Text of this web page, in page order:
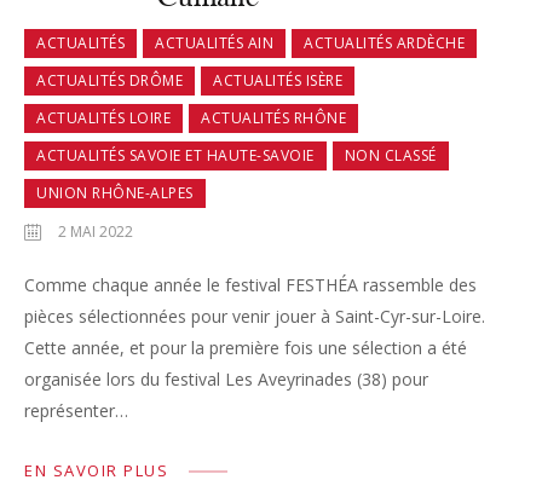
ACTUALITÉS ACTUALITÉS AIN
ACTUALITÉS ARDÈCHE
ACTUALITÉS DRÔME
ACTUALITÉS ISÈRE
ACTUALITÉS LOIRE
ACTUALITÉS RHÔNE
ACTUALITÉS SAVOIE ET HAUTE-SAVOIE
NON CLASSÉ
UNION RHÔNE-ALPES
2 MAI 2022
Comme chaque année le festival FESTHÉA rassemble des
pièces sélectionnées pour venir jouer à Saint-Cyr-sur-Loire.
Cette année, et pour la première fois une sélection a été
organisée lors du festival Les Aveyrinades (38) pour
représenter…
EN SAVOIR PLUS